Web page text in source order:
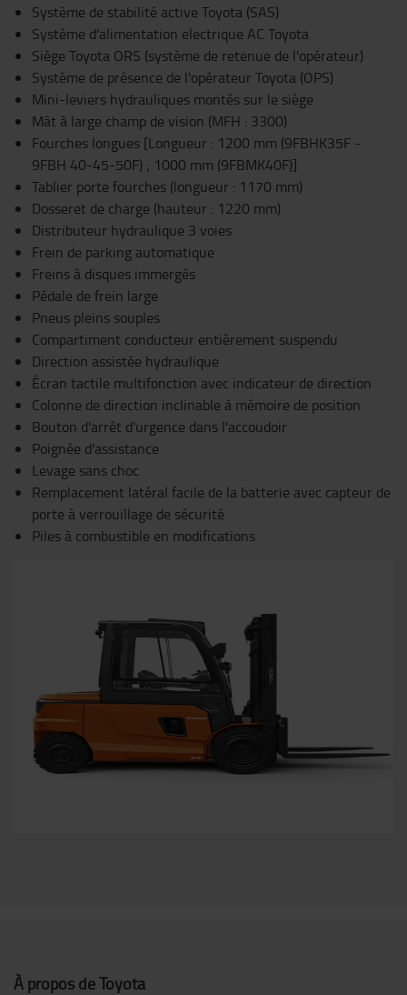
Système de stabilité active Toyota (SAS)
Système d'alimentation electrique AC Toyota
Siège Toyota ORS (système de retenue de l'opérateur)
Système de présence de l'opérateur Toyota (OPS)
Mini-leviers hydrauliques montés sur le siège
Mât à large champ de vision (MFH : 3300)
Fourches longues [Longueur : 1200 mm (9FBHK35F -
9FBH 40-45-50F) ; 1000 mm (9FBMK40F)]
Tablier porte fourches (longueur : 1170 mm)
Dosseret de charge (hauteur : 1220 mm)
Distributeur hydraulique 3 voies
Frein de parking automatique
Freins à disques immergés
Pédale de frein large
Pneus pleins souples
Compartiment conducteur entièrement suspendu
Direction assistée hydraulique
Écran tactile multifonction avec indicateur de direction
Colonne de direction inclinable à mémoire de position
Bouton d'arrêt d'urgence dans l'accoudoir
Poignée d'assistance
Levage sans choc
Remplacement latéral facile de la batterie avec capteur de
porte à verrouillage de sécurité
Piles à combustible en modifications
À propos de Toyota